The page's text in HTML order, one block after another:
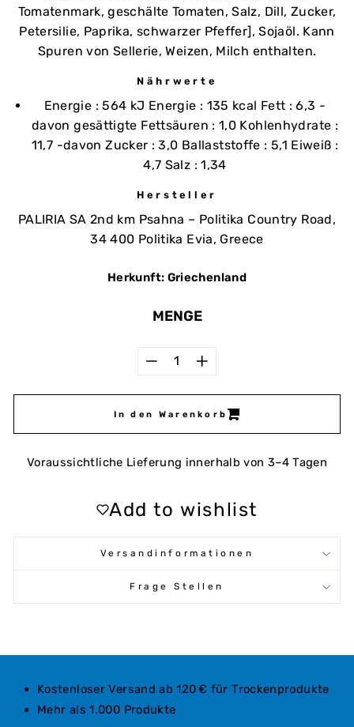
Tomatenmark, geschälte Tomaten, Salz, Dill, Zucker,
Petersilie, Paprika, schwarzer Pfeffer], Sojaöl. Kann
Spuren von Sellerie, Weizen, Milch enthalten.
Nährwerte
Energie : 564 kJ Energie : 135 kcal Fett : 6,3 -
davon gesättigte Fettsäuren : 1,0 Kohlenhydrate :
11,7 -davon Zucker : 3,0 Ballaststoffe : 5,1 Eiweiß :
4,7 Salz : 1,34
Hersteller
PALIRIA SA 2nd km Psahna – Politika Country Road,
34 400 Politika Evia, Greece
Herkunft: Griechenland
MENGE
− +
In den Warenkorb
Voraussichtliche Lieferung innerhalb von 3–4 Tagen
Add to wishlist
Versandinformationen
Frage Stellen
Kostenloser Versand ab 120 € für Trockenprodukte
Mehr als 1.000 Produkte